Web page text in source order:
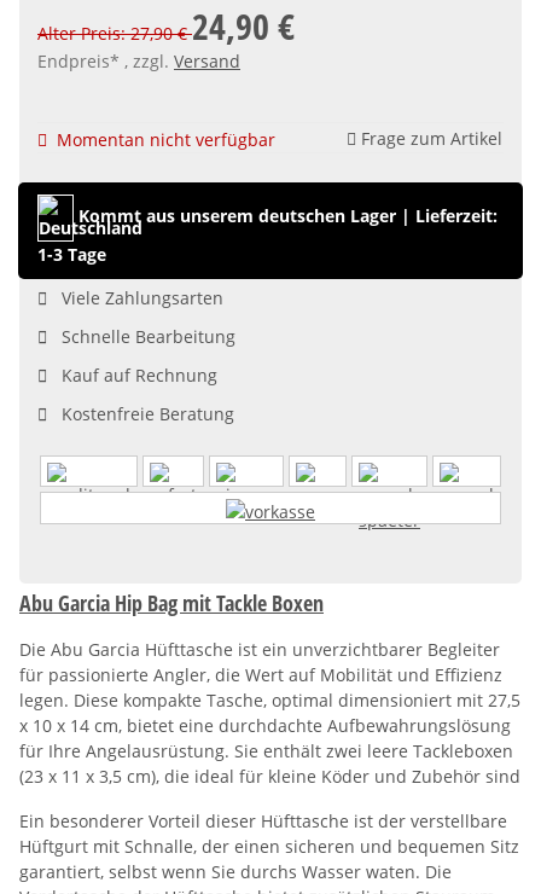
Alter Preis: 27,90 €24,90 €
Endpreis* , zzgl. Versand
Momentan nicht verfügbar Frage zum Artikel
Kommt aus unserem deutschen Lager | Lieferzeit:
1-3 Tage
Viele Zahlungsarten
Schnelle Bearbeitung
Kauf auf Rechnung
Kostenfreie Beratung
Abu Garcia Hip Bag mit Tackle Boxen
Die Abu Garcia Hüfttasche ist ein unverzichtbarer Begleiter
für passionierte Angler, die Wert auf Mobilität und Effizienz
legen. Diese kompakte Tasche, optimal dimensioniert mit 27,5
x 10 x 14 cm, bietet eine durchdachte Aufbewahrungslösung
für Ihre Angelausrüstung. Sie enthält zwei leere Tackleboxen
(23 x 11 x 3,5 cm), die ideal für kleine Köder und Zubehör sind
Ein besonderer Vorteil dieser Hüfttasche ist der verstellbare
Hüftgurt mit Schnalle, der einen sicheren und bequemen Sitz
garantiert, selbst wenn Sie durchs Wasser waten. Die